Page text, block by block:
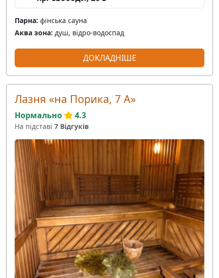
Парна: фінська сауна
Аква зона: душ, відро-водоспад
ДОКЛАДНІШЕ
Лазня «на Порика, 7 А»
Нормально 4.3
На підставі 7 Відгуків